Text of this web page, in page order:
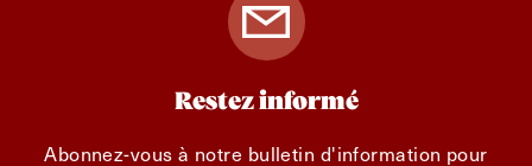
Restez informé
Abonnez-vous à notre bulletin d'information pour